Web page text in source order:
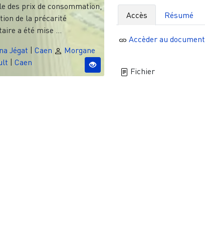
des prix de consommation,
de la précarité
a été mise ...
Jégat | Caen
Morgane
| Caen
Accès Résumé
Accèder au document
Fichier